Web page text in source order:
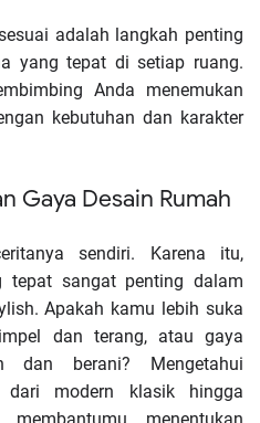
adalah langkah penting
yang tepat di setiap ruang.
Anda menemukan
kebutuhan dan karakter
Gaya Desain Rumah
sendiri. Karena itu,
tepat sangat penting dalam
. Apakah kamu lebih suka
dan terang, atau gaya
dan berani? Mengetahui
dari modern klasik hingga